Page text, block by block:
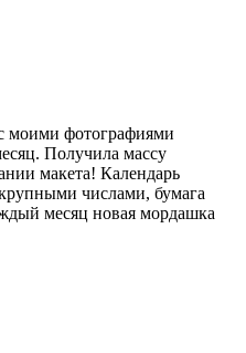
моими фотографиями
Получила массу
макета! Календарь
числами, бумага
месяц новая мордашка